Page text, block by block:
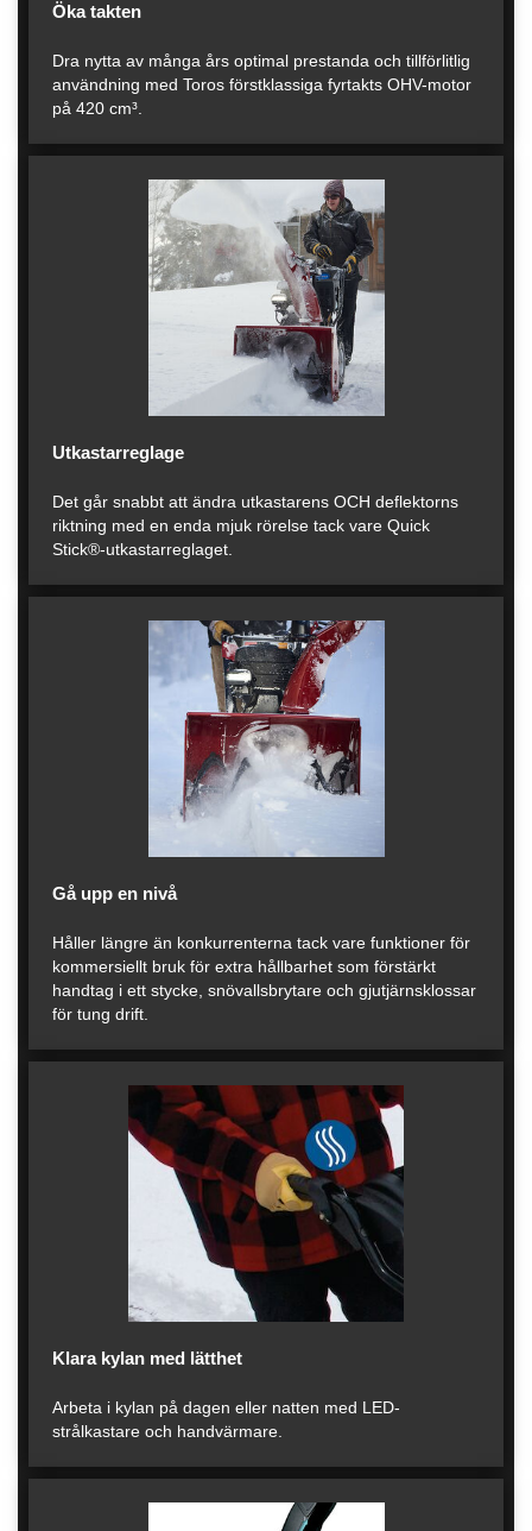
Öka takten
Dra nytta av många års optimal prestanda och tillförlitlig
användning med Toros förstklassiga fyrtakts OHV-motor
på 420 cm³.
Utkastarreglage
Det går snabbt att ändra utkastarens OCH deflektorns
riktning med en enda mjuk rörelse tack vare Quick
Stick®-utkastarreglaget.
Gå upp en nivå
Håller längre än konkurrenterna tack vare funktioner för
kommersiellt bruk för extra hållbarhet som förstärkt
handtag i ett stycke, snövallsbrytare och gjutjärnsklossar
för tung drift.
Klara kylan med lätthet
Arbeta i kylan på dagen eller natten med LED-
strålkastare och handvärmare.